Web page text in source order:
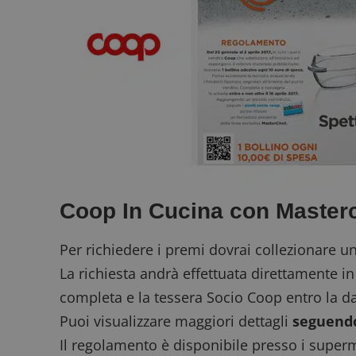
Coop In Cucina con
Per richiedere i premi dovrai collezionare
La richiesta andrà effettuata direttamente
completa e la tessera Socio Coop entro la
Puoi visualizzare maggiori dettagli
Il regolamento è disponibile presso i
Nome
_pk_ses.1.938b